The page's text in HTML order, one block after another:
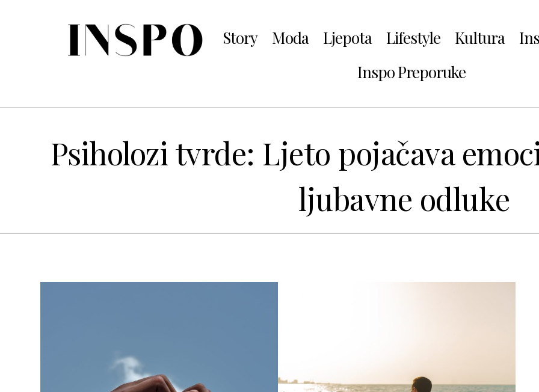
Story Moda Ljepota Lifestyle Kultura
Inspo Preporuke
Psiholozi tvrde: Ljeto pojačava
ljubavne odluke